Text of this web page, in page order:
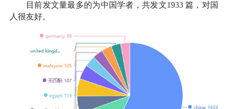
目前发文量最多的为中国学者，共发文1933篇，对国
人很友好。